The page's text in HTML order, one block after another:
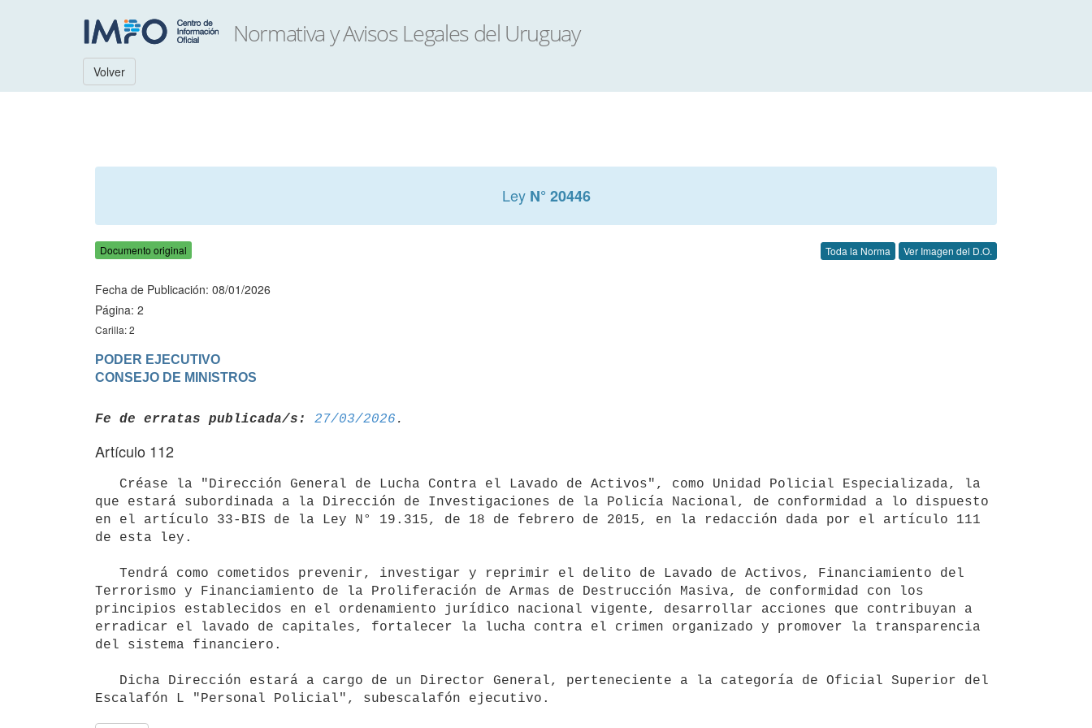
Volver
Ley N° 20446
Documento original Toda la Norma Ver Imagen del D.O.
Fecha de Publicación: 08/01/2026
Página: 2
Carilla: 2
PODER EJECUTIVO
Fe de erratas publicada/s: 27/03/2026
Artículo 112
que estará subordinada a la Dirección de Investigaciones de la Policía Nacional, de conformidad a lo dispuesto
en el artículo 33-BIS de la Ley N° 19.315, de 18 de febrero de 2015, en la redacción dada por el artículo 111
de esta ley.
Terrorismo y Financiamiento de la Proliferación de Armas de Destrucción Masiva, de conformidad con los
principios establecidos en el ordenamiento jurídico nacional vigente, desarrollar acciones que contribuyan a
erradicar el lavado de capitales, fortalecer la lucha contra el crimen organizado y promover la transparencia
del sistema financiero.